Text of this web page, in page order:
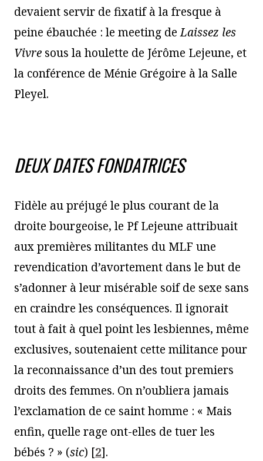
devaient servir de fixatif à la fresque à
peine ébauchée : le meeting deLaissez les
Vivre sous la houlette de Jérôme Lejeune, et
la conférence de Ménie Grégoire à la Salle
Pleyel.
DEUX DATES FONDATRICES
Fidèle au préjugé le plus courant de la
droite bourgeoise, le Pf Lejeune attribuait
aux premières militantes du MLF une
revendication d’avortement dans le but de
s’adonner à leur misérable soif de sexe sans
en craindre les conséquences. Il ignorait
tout à fait à quel point les lesbiennes, même
exclusives, soutenaient cette militance pour
la reconnaissance d’un des tout premiers
droits des femmes. On n’oubliera jamais
l’exclamation de ce saint homme : « Mais
enfin, quelle rage ont-elles de tuer les
bébés ? » (sic) [2].